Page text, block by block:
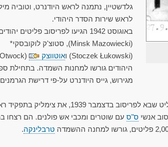
גלדשטיין, נתמנה לראש היודנרט, וטוביה
לראש שירות הסדר היהודי.
באוגוסט 1942 הגיעו לפריסוב פליטים יהודים
(Minsk Mazowiecki), סטוצ'ק לוקובסקי*
(Stoczek Łukowski) ו
אוטווצק
1939, את צימליק בתפקיד ראש היודנרט.
ס"ס
טרבלינקה.